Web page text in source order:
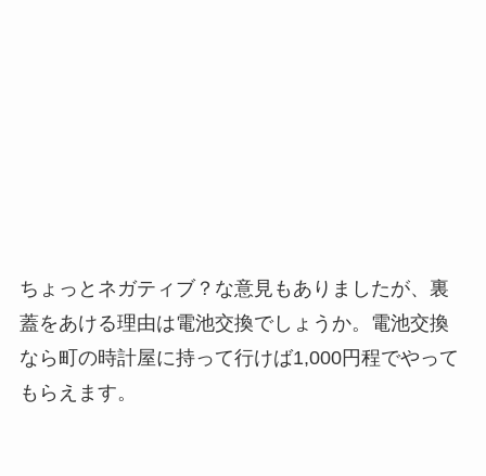
ちょっとネガティブ？な意見もありましたが、裏
蓋をあける理由は電池交換でしょうか。電池交換
なら町の時計屋に持って行けば1,000円程でやって
もらえます。